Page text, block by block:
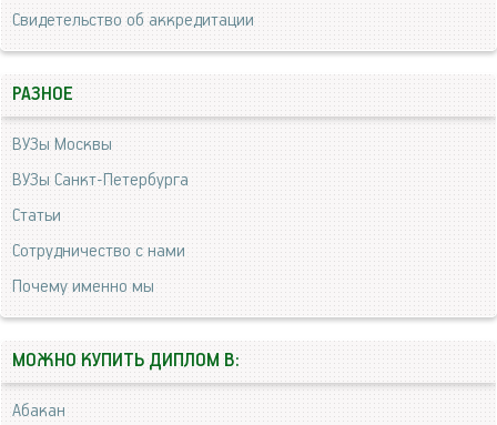
Свидетельство об аккредитации
РАЗНОЕ
ВУЗы Москвы
ВУЗы Санкт-Петербурга
Статьи
Сотрудничество с нами
Почему именно мы
МОЖНО КУПИТЬ ДИПЛОМ В:
Абакан